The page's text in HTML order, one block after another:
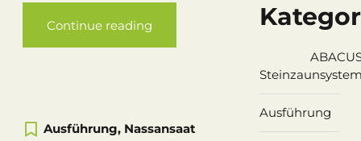
Continue reading
Ausführung, Nassansaat
Ausführung